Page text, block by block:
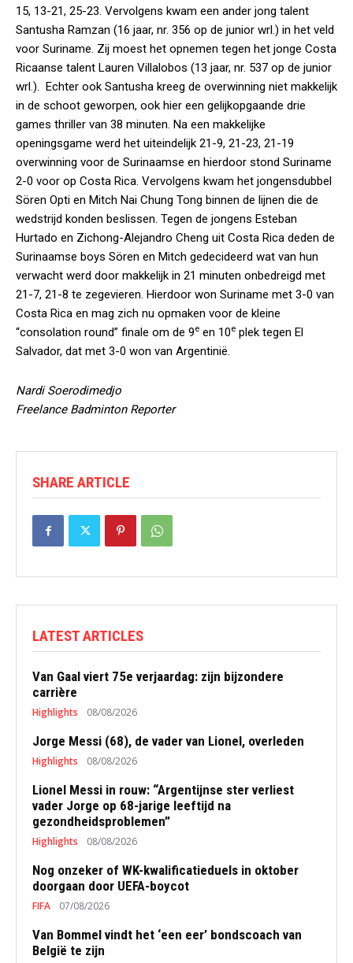
15, 13-21, 25-23. Vervolgens kwam een ander jong talent
Santusha Ramzan (16 jaar, nr. 356 op de junior wrl.) in het veld
voor Suriname. Zij moest het opnemen tegen het jonge Costa
Ricaanse talent Lauren Villalobos (13 jaar, nr. 537 op de junior
wrl.). Echter ook Santusha kreeg de overwinning niet makkelijk
in de schoot geworpen, ook hier een gelijkopgaande drie
games thriller van 38 minuten. Na een makkelijke
openingsgame werd het uiteindelijk 21-9, 21-23, 21-19
overwinning voor de Surinaamse en hierdoor stond Suriname
2-0 voor op Costa Rica. Vervolgens kwam het jongensdubbel
Sören Opti en Mitch Nai Chung Tong binnen de lijnen die de
wedstrijd konden beslissen. Tegen de jongens Esteban
Hurtado en Zichong-Alejandro Cheng uit Costa Rica deden de
Surinaamse boys Sören en Mitch gedecideerd wat van hun
verwacht werd door makkelijk in 21 minuten onbedreigd met
21-7, 21-8 te zegevieren. Hierdoor won Suriname met 3-0 van
Costa Rica en mag zich nu opmaken voor de kleine
“consolation round” finale om de 9e en 10e plek tegen El
Salvador, dat met 3-0 won van Argentinië.
Nardi Soerodimedjo
Freelance Badminton Reporter
SHARE ARTICLE
LATEST ARTICLES
Van Gaal viert 75e verjaardag: zijn bijzondere
carrière
Highlights 08/08/2026
Jorge Messi (68), de vader van Lionel, overleden
Highlights 08/08/2026
Lionel Messi in rouw: “Argentijnse ster verliest
vader Jorge op 68-jarige leeftijd na
gezondheidsproblemen”
Highlights 08/08/2026
Nog onzeker of WK-kwalificatieduels in oktober
doorgaan door UEFA-boycot
FIFA 07/08/2026
Van Bommel vindt het ‘een eer’ bondscoach van
België te zijn